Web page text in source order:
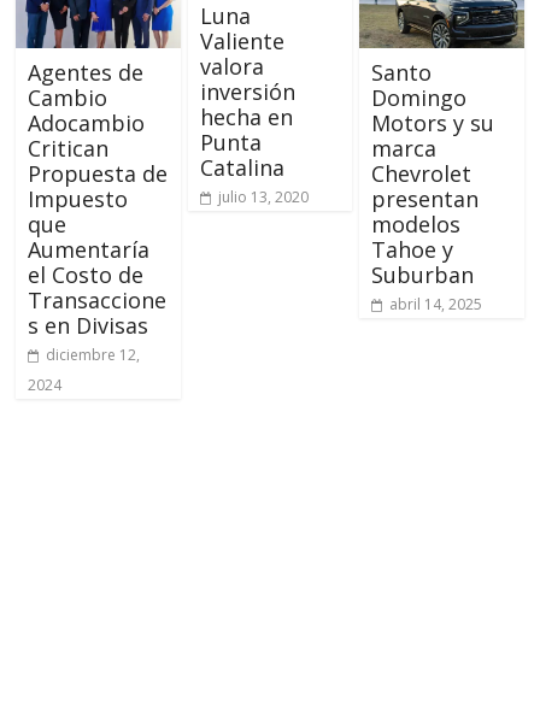
Agentes de
Cambio
Adocambio
Critican
Propuesta de
Impuesto
que
Aumentaría
el Costo de
Transaccione
s en Divisas
diciembre 12,
2024
Luna
Valiente
valora
inversión
hecha en
Punta
Catalina
julio 13, 2020
Santo
Domingo
Motors y su
marca
Chevrolet
presentan
modelos
Tahoe y
Suburban
abril 14, 2025